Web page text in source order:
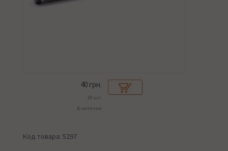
40 грн.
20 шт.
В наличии
Код товара: 5297